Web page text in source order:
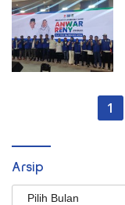
1
Arsip
Arsip